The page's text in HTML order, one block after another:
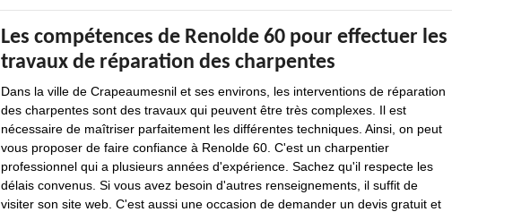
Les compétences de Renolde 60 pour effectuer les
travaux de réparation des charpentes
Dans la ville de Crapeaumesnil et ses environs, les interventions de réparation
des charpentes sont des travaux qui peuvent être très complexes. Il est
nécessaire de maîtriser parfaitement les différentes techniques. Ainsi, on peut
vous proposer de faire confiance à Renolde 60. C'est un charpentier
professionnel qui a plusieurs années d'expérience. Sachez qu'il respecte les
délais convenus. Si vous avez besoin d'autres renseignements, il suffit de
visiter son site web. C'est aussi une occasion de demander un devis gratuit et